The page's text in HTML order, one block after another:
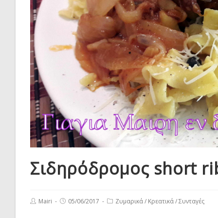
Σιδηρόδρομος short
PostMairi
Post05/06/2017
PostΖυμαρικά/ Κρεατικά/Συνταγές